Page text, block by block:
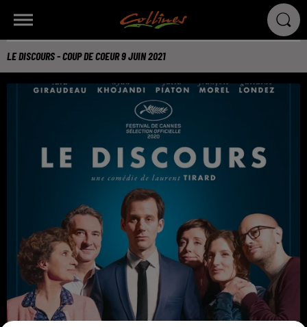
LE DISCOURS - COUP DE COEUR 9 JUIN 2021